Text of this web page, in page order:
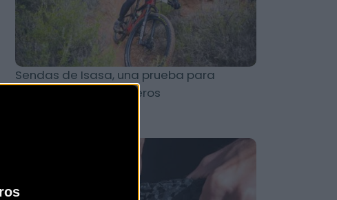
Sendas de Isasa, una prueba para
disfrutar de los senderos